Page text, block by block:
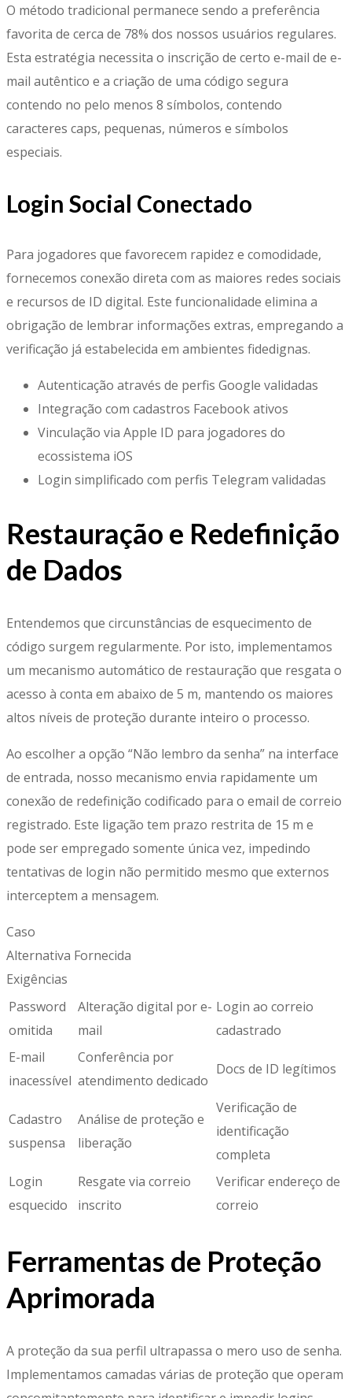
O método tradicional permanece sendo a preferência
favorita de cerca de 78% dos nossos usuários regulares.
Esta estratégia necessita o inscrição de certo e-mail de e-
mail autêntico e a criação de uma código segura
contendo no pelo menos 8 símbolos, contendo
caracteres caps, pequenas, números e símbolos
especiais.
Login Social Conectado
Para jogadores que favorecem rapidez e comodidade,
fornecemos conexão direta com as maiores redes sociais
e recursos de ID digital. Este funcionalidade elimina a
obrigação de lembrar informações extras, empregando a
verificação já estabelecida em ambientes fidedignas.
Autenticação através de perfis Google validadas
Integração com cadastros Facebook ativos
Vinculação via Apple ID para jogadores do
ecossistema iOS
Login simplificado com perfis Telegram validadas
Restauração e Redefinição
de Dados
Entendemos que circunstâncias de esquecimento de
código surgem regularmente. Por isto, implementamos
um mecanismo automático de restauração que resgata o
acesso à conta em abaixo de 5 m, mantendo os maiores
altos níveis de proteção durante inteiro o processo.
Ao escolher a opção “Não lembro da senha” na interface
de entrada, nosso mecanismo envia rapidamente um
conexão de redefinição codificado para o email de correio
registrado. Este ligação tem prazo restrita de 15 m e
pode ser empregado somente única vez, impedindo
tentativas de login não permitido mesmo que externos
interceptem a mensagem.
Caso
Alternativa Fornecida
Exigências
Password
omitida
Alteração digital por e-
mail
Login ao correio
cadastrado
E-mail
inacessível
Conferência por
atendimento dedicado
Docs de ID legítimos
Cadastro
suspensa
Análise de proteção e
liberação
Verificação de
identificação
completa
Login
esquecido
Resgate via correio
inscrito
Verificar endereço de
correio
Ferramentas de Proteção
Aprimorada
A proteção da sua perfil ultrapassa o mero uso de senha.
Implementamos camadas várias de proteção que operam